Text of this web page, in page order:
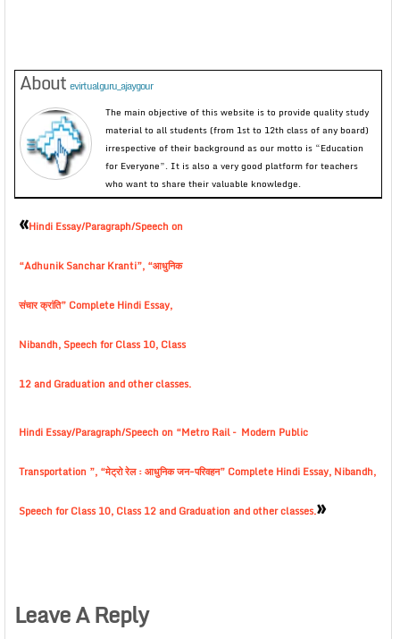
About evirtualguru_ajaygour
The main objective of this website is to provide quality study
material to all students (from 1st to 12th class of any board)
irrespective of their background as our motto is “Education
for Everyone”. It is also a very good platform for teachers
who want to share their valuable knowledge.
«Hindi Essay/Paragraph/Speech on
“Adhunik Sanchar Kranti”, “आधुनिक
संचार क्रांति” Complete Hindi Essay,
Nibandh, Speech for Class 10, Class
12 and Graduation and other classes.
Hindi Essay/Paragraph/Speech on “Metro Rail – Modern Public
Transportation ”, “मेट्रो रेल : आधुनिक जन-परिवहन” Complete Hindi Essay, Nibandh,
Speech for Class 10, Class 12 and Graduation and other classes.»
Leave A Reply